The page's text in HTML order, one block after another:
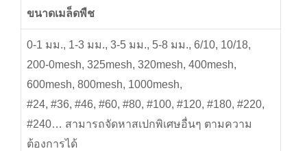
ขนาดเมล็ดพืช
0-1 มม., 1-3 มม., 3-5 มม., 5-8 มม., 6/10, 10/18,
200-0mesh, 325mesh, 320mesh, 400mesh,
600mesh, 800mesh, 1000mesh,
#24, #36, #46, #60, #80, #100, #120, #180, #220,
#240… สามารถจัดหาสเปกพิเศษอื่นๆ ตามความ
ต้องการได้